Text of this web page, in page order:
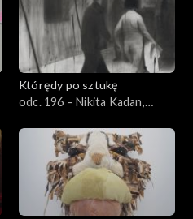
Którędy po sztukę
odc. 196 – Nikita Kadan,